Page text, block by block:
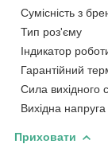
Сумісність з
Тип роз'єму
Індикатор
Гарантійний
Сила вихідного
Вихідна
Приховати